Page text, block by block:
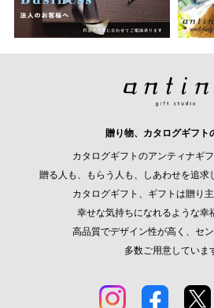
贈り物、カタログギフト
カタログギフトのアンティナギフ
贈る人も、もらう人も、しあわせを追求
カタログギフト、ギフトは贈り
幸せな気持ちになれるような幸
高品質でデザイン性が高く、セ
多数ご用意していま